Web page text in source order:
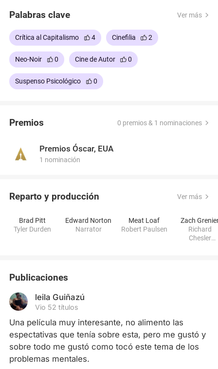
Palabras clave Ver más
Crítica al Capitalismo 4 Cinefilia 2
Neo-Noir 0 Cine de Autor 0
Suspenso Psicológico 0
Premios 0 premios & 1 nominaciones
Premios Óscar, EUA
1 nominación
Reparto y producción Ver más
Brad Pitt
Tyler Durden
Edward Norton
Narrator
Meat Loaf
Robert Paulsen
Zach
Richard
Chesler
Publicaciones
leila Guiñazú
Vio 52 títulos
Una película muy interesante, no alimento las
espectativas que tenía sobre esta, pero me gustó y
sobre todo me gustó como tocó este tema de los
problemas mentales.